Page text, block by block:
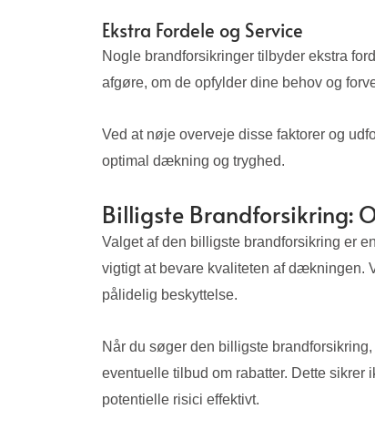
Ekstra Fordele og Service
Nogle brandforsikringer tilbyder ekstra
afgøre, om de opfylder dine behov og
Ved at nøje overveje disse faktorer og
optimal dækning og tryghed.
Billigste Brandforsikring:
Valget af den billigste brandforsikring er
vigtigt at bevare kvaliteten af ​​dækningen.
pålidelig beskyttelse.
Når du søger den billigste
eventuelle tilbud om rabatter. Dette
potentielle risici effektivt.